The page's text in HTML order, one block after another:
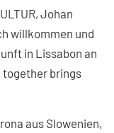
Johan
willkommen und
in Lissabon an
together brings
aus Slowenien,